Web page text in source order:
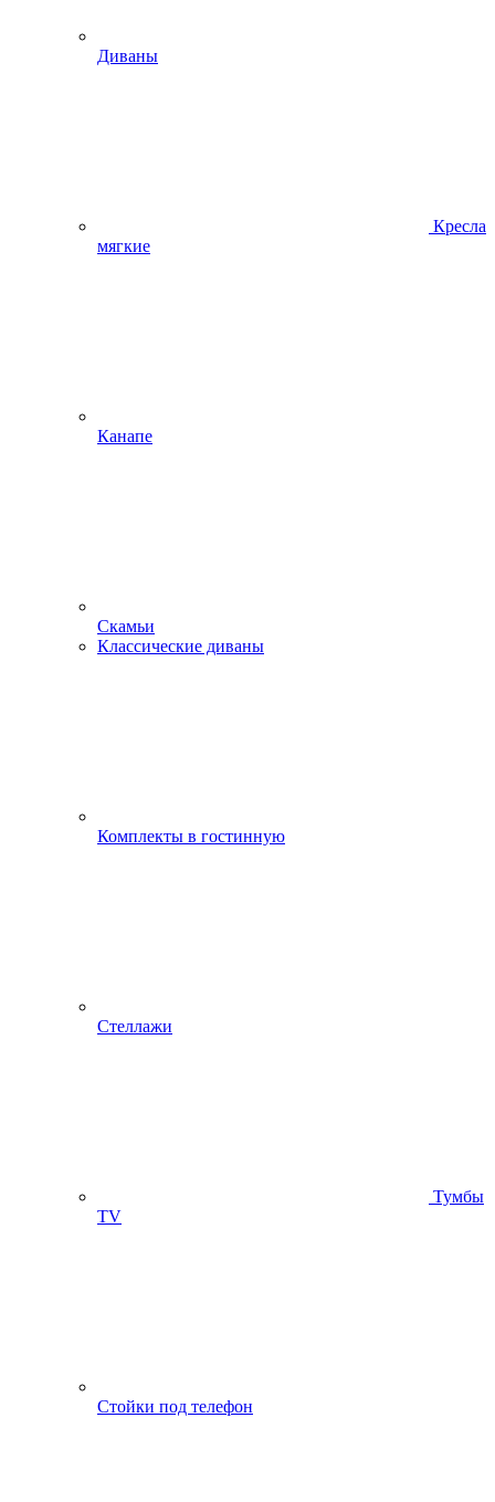
Диваны
Кресла
мягкие
Канапе
Скамьи
Классические диваны
Комплекты в гостинную
Стеллажи
Тумбы
ТV
Стойки под телефон